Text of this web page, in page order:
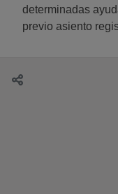
determinadas
previo asiento